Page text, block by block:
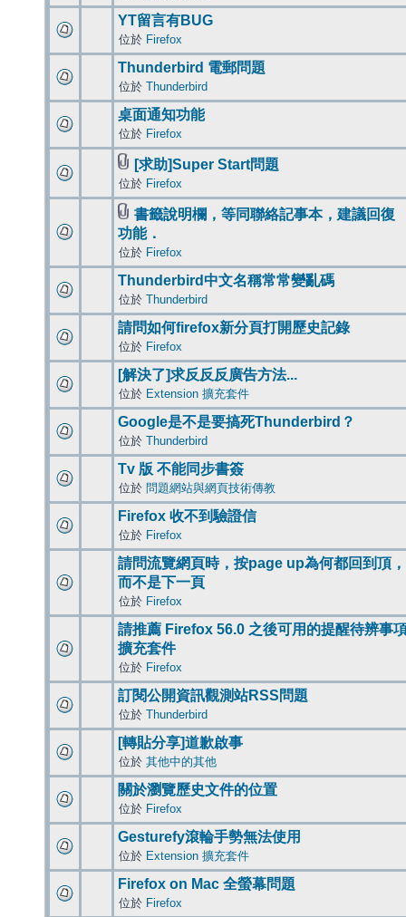
YT留言有BUG
位於 Firefox
Thunderbird 電郵問題
位於 Thunderbird
桌面通知功能
位於 Firefox
[求助]Super Start問題
位於 Firefox
書籤說明欄，等同聯絡記事本，建議回復
功能．
位於 Firefox
Thunderbird中文名稱常常變亂碼
位於 Thunderbird
請問如何firefox新分頁打開歷史記錄
位於 Firefox
[解決了]求反反反廣告方法...
位於 Extension 擴充套件
Google是不是要搞死Thunderbird？
位於 Thunderbird
Tv 版 不能同步書簽
位於 問題網站與網頁技術傳教
Firefox 收不到驗證信
位於 Firefox
請問流覽網頁時，按page up為何都回到頂，
而不是下一頁
位於 Firefox
請推薦 Firefox 56.0 之後可用的提醒待辨事
擴充套件
位於 Firefox
訂閱公開資訊觀測站RSS問題
位於 Thunderbird
[轉貼分享]道歉啟事
位於 其他中的其他
關於瀏覽歷史文件的位置
位於 Firefox
Gesturefy滾輪手勢無法使用
位於 Extension 擴充套件
Firefox on Mac 全螢幕問題
位於 Firefox